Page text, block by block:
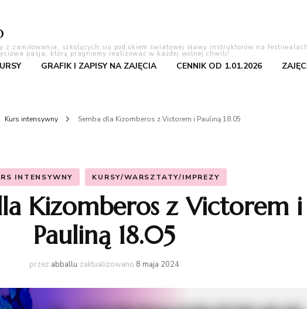
z zamiłowania, szkolących się pod okiem światowej sławy instruktorów na
pasja, którą pragniemy realizować w każdej wolnej chwili!
GRAFIK I ZAPISY NA ZAJĘCIA CENNIK OD 1.01.2026
Kurs intensywny Semba dla Kizomberos z Victorem i Pauliną 18.05
INTENSYWNY KURSY/WARSZTATY/IMPREZY
Kizomberos z Victorem i
Pauliną 18.05
przez abballu zaktualizowano 8 maja 2024